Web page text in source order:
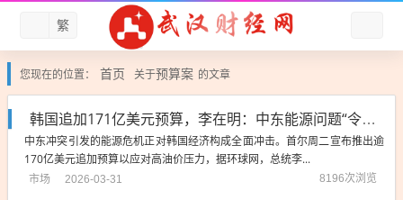
繁
您现在的位置： 首页 关于预算案 的文章
韩国追加171亿美元预算，李在明：中东能源问题“令我无法入睡”
中东冲突引发的能源危机正对韩国经济构成全面冲击。首尔周二宣布推出逾
170亿美元追加预算以应对高油价压力，据环球网，总统李...
市场
2026-03-31 8196次浏览